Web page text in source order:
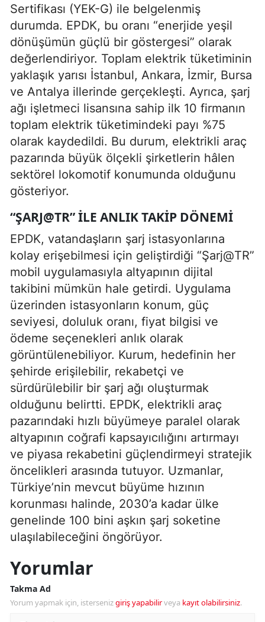
Sertifikası (YEK-G) ile belgelenmiş
durumda. EPDK, bu oranı “enerjide yeşil
dönüşümün güçlü bir göstergesi” olarak
değerlendiriyor. Toplam elektrik tüketiminin
yaklaşık yarısı İstanbul, Ankara, İzmir, Bursa
ve Antalya illerinde gerçekleşti. Ayrıca, şarj
ağı işletmeci lisansına sahip ilk 10 firmanın
toplam elektrik tüketimindeki payı %75
olarak kaydedildi. Bu durum, elektrikli araç
pazarında büyük ölçekli şirketlerin hâlen
sektörel lokomotif konumunda olduğunu
gösteriyor.
“ŞARJ@TR” ILE ANLIK TAKIP DÖNEMI
EPDK, vatandaşların şarj istasyonlarına
kolay erişebilmesi için geliştirdiği “Şarj@TR”
mobil uygulamasıyla altyapının dijital
takibini mümkün hale getirdi. Uygulama
üzerinden istasyonların konum, güç
seviyesi, doluluk oranı, fiyat bilgisi ve
ödeme seçenekleri anlık olarak
görüntülenebiliyor. Kurum, hedefinin her
şehirde erişilebilir, rekabetçi ve
sürdürülebilir bir şarj ağı oluşturmak
olduğunu belirtti. EPDK, elektrikli araç
pazarındaki hızlı büyümeye paralel olarak
altyapının coğrafi kapsayıcılığını artırmayı
ve piyasa rekabetini güçlendirmeyi stratejik
öncelikleri arasında tutuyor. Uzmanlar,
Türkiye’nin mevcut büyüme hızının
korunması halinde, 2030’a kadar ülke
genelinde 100 bini aşkın şarj soketine
ulaşılabileceğini öngörüyor.
Yorumlar
Takma Ad
Yorum yapmak için, istersenizgiriş yapabilirveya kayıt olabilirsiniz.